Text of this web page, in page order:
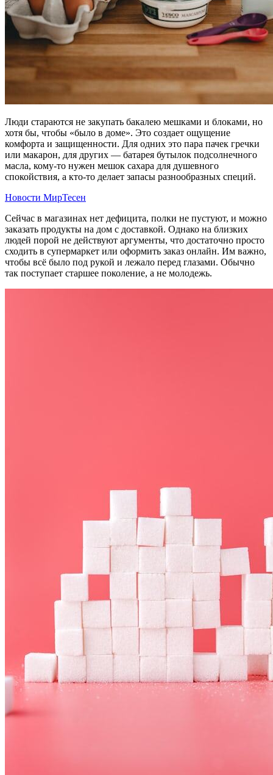
Люди стараются не закупать бакалею мешками и блоками, но
хотя бы, чтобы «было в доме». Это создает ощущение
комфорта и защищенности. Для одних это пара пачек гречки
или макарон, для других — батарея бутылок подсолнечного
масла, кому-то нужен мешок сахара для душевного
спокойствия, а кто-то делает запасы разнообразных специй.
Новости МирТесен
Сейчас в магазинах нет дефицита, полки не пустуют, и можно
заказать продукты на дом с доставкой. Однако на близких
людей порой не действуют аргументы, что достаточно просто
сходить в супермаркет или оформить заказ онлайн. Им важно,
чтобы всё было под рукой и лежало перед глазами. Обычно
так поступает старшее поколение, а не молодежь.